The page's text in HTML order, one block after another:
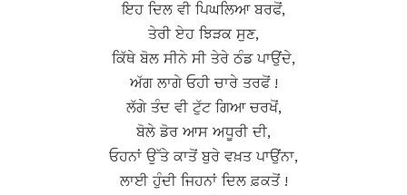
ਇਹ ਦਿਲ ਵੀ ਪਿਘਲਿਆ ਬਰਫੋਂ,
ਤੇਰੀ ਏਹ ਝਿੜਕ ਸੁਣ,
ਕਿੱਥੇ ਬੋਲ ਸੀਨੇ ਸੀ ਤੇਰੇ ਠੰਡ ਪਾਉਂਦੇ,
ਅੱਗ ਲਾਗੇ ਓਹੀ ਚਾਰੇ ਤਰਫੋਂ !
ਲੱਗੇ ਤੰਦ ਵੀ ਟੁੱਟ ਗਿਆ ਚਰਖੋਂ,
ਬੋਲੇ ਡੋਰ ਆਸ ਅਧੂਰੀ ਦੀ,
ਓਹਨਾਂ ਉੱਤੇ ਕਾਤੋਂ ਬੁਰੇ ਵਖ਼ਤ ਪਾਉਂਨਾ,
ਲਾਈ ਹੁੰਦੀ ਜਿਹਨਾਂ ਦਿਲ ਫ਼ਕਤੋਂ !